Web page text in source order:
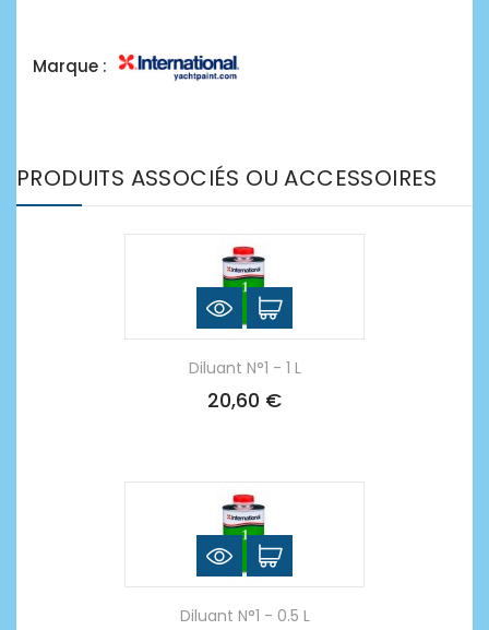
Marque :
PRODUITS ASSOCIÉS OU ACCESSOIRES
Diluant N°1 - 1 L
20,60 €
Diluant N°1 - 0.5 L